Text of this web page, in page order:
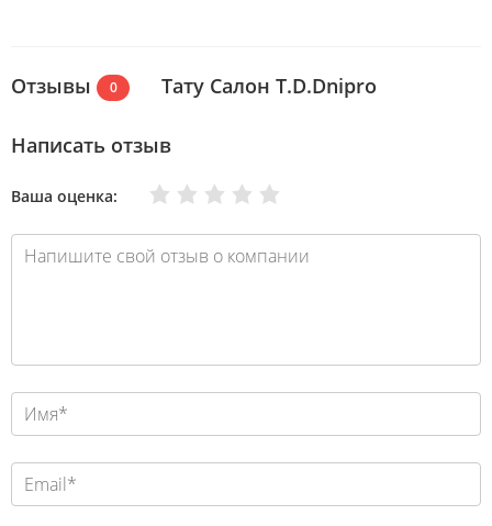
Отзывы 0 Тату Салон T.D.Dnipro
Написать отзыв
Ваша оценка: Отлично
Хорошо
Нормально
Плохо
Очень плохо